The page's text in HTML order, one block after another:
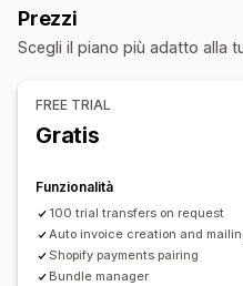
Fatturazione
Sincronizzazione dei dati
Registrazione
UE (IVA)
Reportistica e dichiarazioni
Esportazione di dati
Prezzi
Scegli il piano più adatto alla
FREE TRIAL
Gratis
Funzionalità
100 trial transfers on request
Auto invoice creation and
Shopify payments pairing
Bundle manager